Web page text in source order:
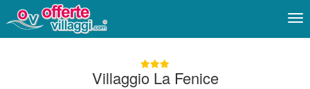
Villaggio La Fenice